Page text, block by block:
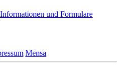
Informationen und Formulare
Mensa